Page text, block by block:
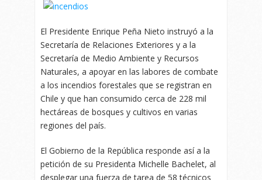
El Presidente Enrique Peña Nieto instruyó a la
Secretaría de Relaciones Exteriores y a la
Secretaría de Medio Ambiente y Recursos
Naturales, a apoyar en las labores de combate
a los incendios forestales que se registran en
Chile y que han consumido cerca de 228 mil
hectáreas de bosques y cultivos en varias
regiones del país.
El Gobierno de la República responde así a la
petición de su Presidenta Michelle Bachelet, al
desplegar una fuerza de tarea de 58 técnicos